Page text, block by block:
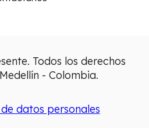
Todos los derechos
- Colombia.
datos personales